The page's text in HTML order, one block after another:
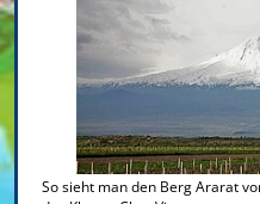
So sieht man den Berg Ararat